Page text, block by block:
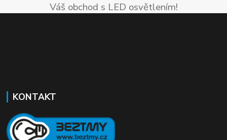
Váš obchod s LED osvětlením!
KONTAKT